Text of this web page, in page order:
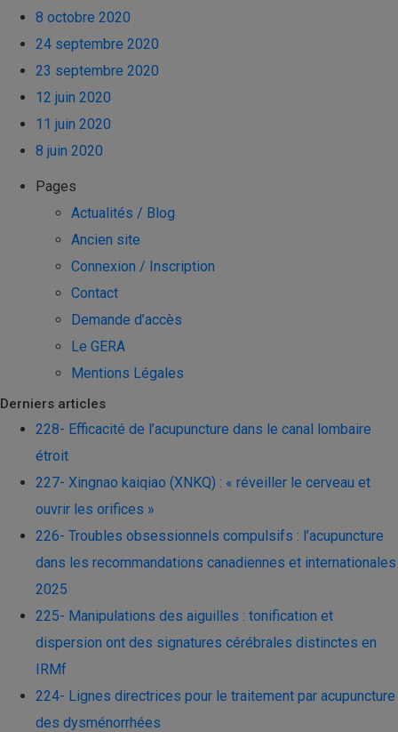
8 octobre 2020
24 septembre 2020
23 septembre 2020
12 juin 2020
11 juin 2020
8 juin 2020
Pages
Actualités / Blog
Ancien site
Connexion / Inscription
Contact
Demande d’accès
Le GERA
Mentions Légales
Derniers articles
228- Efficacité de l’acupuncture dans le canal lombaire
étroit
227- Xingnao kaiqiao (XNKQ) : « réveiller le cerveau et
ouvrir les orifices »
226- Troubles obsessionnels compulsifs : l’acupuncture
dans les recommandations canadiennes et internationales
2025
225- Manipulations des aiguilles : tonification et
dispersion ont des signatures cérébrales distinctes en
IRMf
224- Lignes directrices pour le traitement par acupuncture
des dysménorrhées